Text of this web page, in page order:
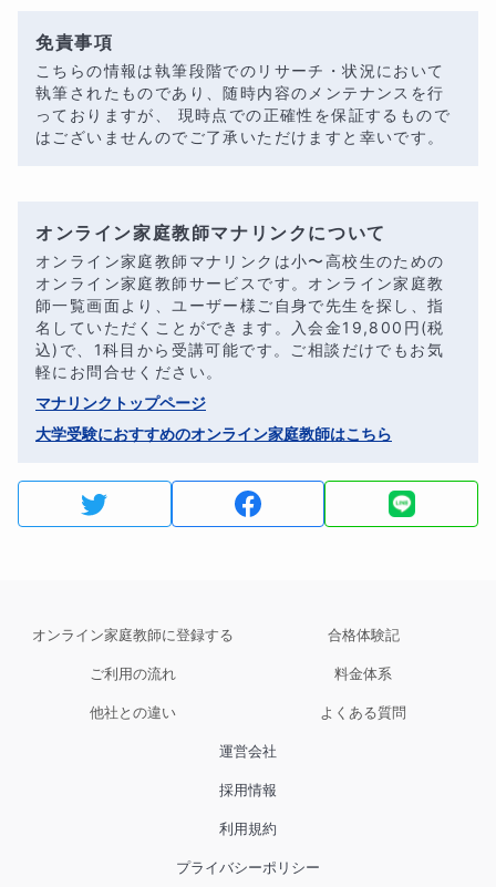
免責事項
こちらの情報は執筆段階でのリサーチ・状況において
執筆されたものであり、随時内容のメンテナンスを行
っておりますが、 現時点での正確性を保証するもので
はございませんのでご了承いただけますと幸いです。
オンライン家庭教師マナリンクについて
オンライン家庭教師マナリンクは小〜高校生のための
オンライン家庭教師サービスです。オンライン家庭教
師一覧画面より、ユーザー様ご自身で先生を探し、指
名していただくことができます。入会金19,800 円(税
込)で、1科目から受講可能です。ご相談だけでもお気
軽にお問合せください。
マナリンクトップページ
大学受験におすすめのオンライン家庭教師はこちら
オンライン家庭教師に登録する 合格体験記
ご利用の流れ 料金体系
他社との違い よくある質問
運営会社
採用情報
利用規約
プライバシーポリシー